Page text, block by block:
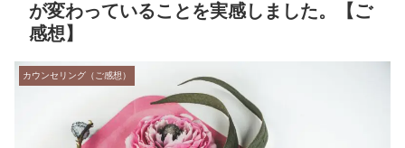
が変わっていることを実感しました。【ご
感想】
カウンセリング（ご感想）